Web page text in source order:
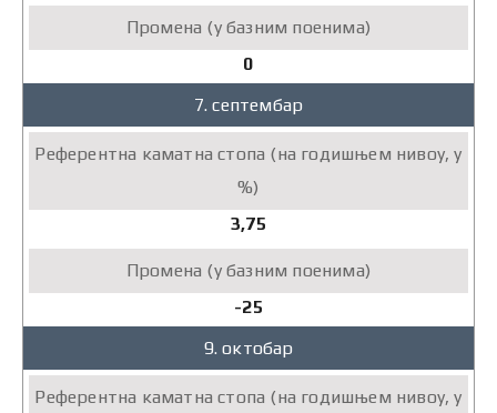
0
7. септембар
3,75
-25
9. октобар